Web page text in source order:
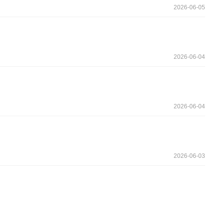
2026-06-05
2026-06-04
2026-06-04
2026-06-03